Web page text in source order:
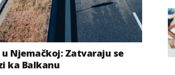
u Njemačkoj: Zatvaraju se
ka Balkanu